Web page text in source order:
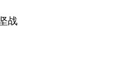
战